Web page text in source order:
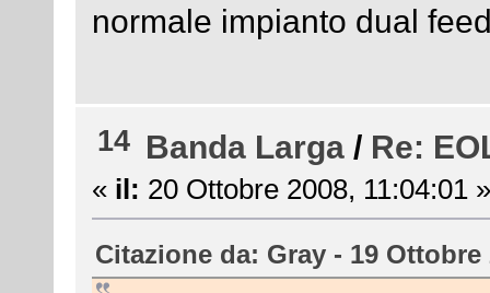
normale impianto dual
14 Banda Larga / Re:
« il: 20 Ottobre 2008, 11:04:01 »
Citazione da: Gray - 19 Ottobre